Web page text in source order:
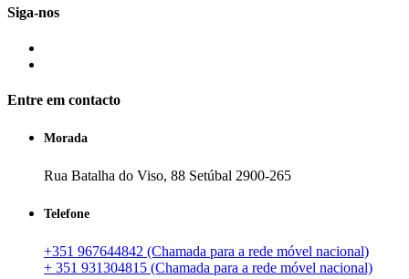
Siga-nos
Entre em contacto
Morada
Rua Batalha do Viso, 88 Setúbal 2900-265
Telefone
+351 967644842 (Chamada para a rede móvel nacional)
+ 351 931304815 (Chamada para a rede móvel nacional)